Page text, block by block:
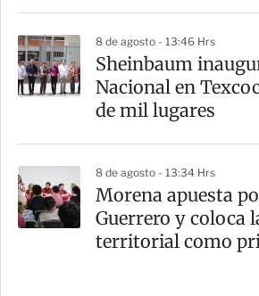
8 de agosto - 13:46 Hrs
Sheinbaum
Nacional en
de mil lugares
8 de agosto - 13:34 Hrs
Morena apuesta
Guerrero y coloca
territorial como